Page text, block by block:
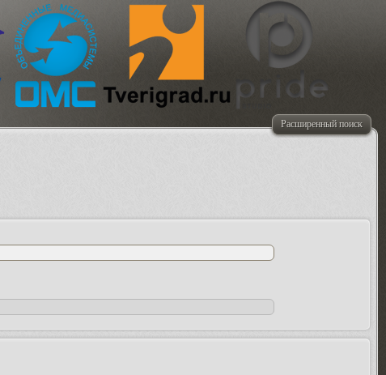
Расширенный поиск